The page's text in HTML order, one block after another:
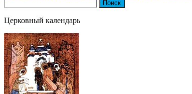
Церковный календарь